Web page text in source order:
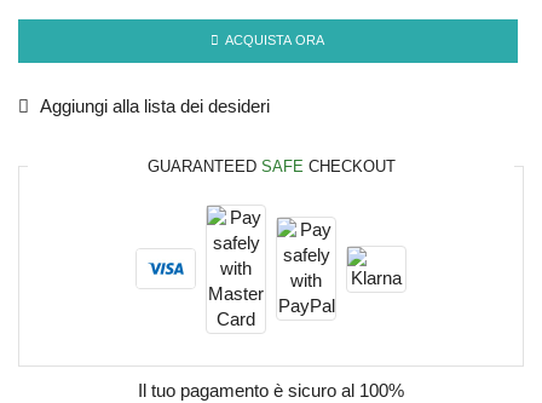
ACQUISTA ORA
Aggiungi alla lista dei desideri
GUARANTEED SAFE CHECKOUT
Il tuo pagamento è sicuro al 100%